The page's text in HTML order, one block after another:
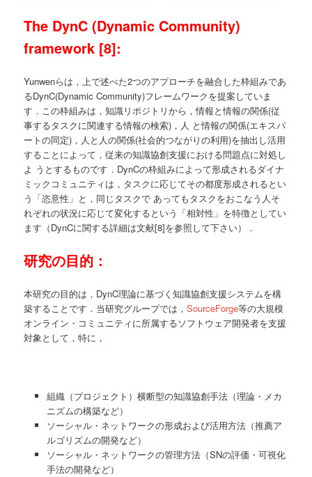
The DynC (Dynamic Community)
framework [8]:
Yunwenらは，上で述べた2つのアプローチを融合した枠組みであ
るDynC(Dynamic Community)フレームワークを提案していま
す．この枠組みは，知識リポジトリから，情報と情報の関係(従
事するタスクに関連する情報の検索)，人 と情報の関係(エキスパ
ートの同定)，人と人の関係(社会的つながりの利用)を抽出し活用
することによって，従来の知識協創支援における問題点に対処し
よ うとするものです．DynCの枠組みによって形成されるダイナ
ミックコミュニティは，タスクに応じてその都度形成されるとい
う「恣意性」と，同じタスクで あってもタスクをおこなう人そ
れぞれの状況に応じて変化するという「相対性」を特徴としてい
ます（DynCに関する詳細は文献[8]を参照して下さい）．
研究の目的：
本研究の目的は，DynC理論に基づく知識協創支援システムを構
築することです．当研究グループでは，SourceForge等の大規模
オンライン・コミュニティに所属するソフトウェア開発者を支援
対象として，特に，
組織（プロジェクト）横断型の知識協創手法（理論・メカ
ニズムの構築など）
ソーシャル・ネットワークの形成および活用方法（推薦ア
ルゴリズムの開発など）
ソーシャル・ネットワークの管理方法（SNの評価・可視化
手法の開発など）